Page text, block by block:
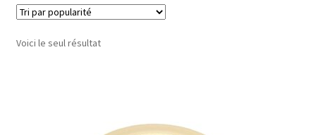
Droit de rétractation
Contact
Voici le seul résultat